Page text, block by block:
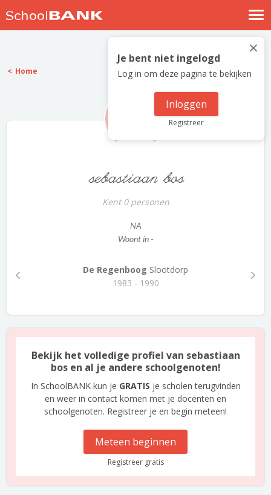
Nostalgische verhalen
Log in
Meld je gratis aan
×
Je bent niet ingelogd
Log in om deze pagina te bekijken
Inloggen
Registreer
Home
sebastiaan bos
Kent 0 personen
NA
Woont in -
De Regenboog Slootdorp
1983 - 1990
Bekijk het volledige profiel van sebastiaan
bos en al je andere schoolgenoten!
In SchoolBANK kun je GRATIS je scholen terugvinden
en weer in contact komen met je docenten en
schoolgenoten. Registreer je en begin meteen!
Meteen beginnen
Registreer gratis